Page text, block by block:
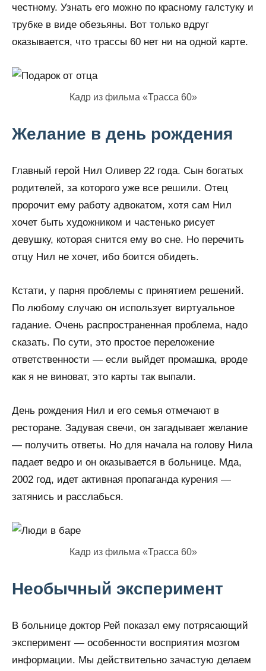
честному. Узнать его можно по красному галстуку и
трубке в виде обезьяны. Вот только вдруг
оказывается, что трассы 60 нет ни на одной карте.
Кадр из фильма «Трасса 60»
Желание в день рождения
Главный герой Нил Оливер 22 года. Сын богатых
родителей, за которого уже все решили. Отец
пророчит ему работу адвокатом, хотя сам Нил
хочет быть художником и частенько рисует
девушку, которая снится ему во сне. Но перечить
отцу Нил не хочет, ибо боится обидеть.
Кстати, у парня проблемы с принятием решений.
По любому случаю он использует виртуальное
гадание. Очень распространенная проблема, надо
сказать. По сути, это простое переложение
ответственности — если выйдет промашка, вроде
как я не виноват, это карты так выпали.
День рождения Нил и его семья отмечают в
ресторане. Задувая свечи, он загадывает желание
— получить ответы. Но для начала на голову Нила
падает ведро и он оказывается в больнице. Мда,
2002 год, идет активная пропаганда курения —
затянись и расслабься.
Кадр из фильма «Трасса 60»
Необычный эксперимент
В больнице доктор Рей показал ему потрясающий
эксперимент — особенности восприятия мозгом
информации. Мы действительно зачастую делаем